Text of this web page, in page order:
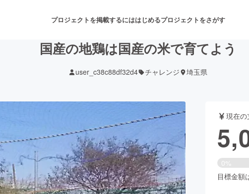
プロジェクトを掲載するにははじめるプロジェクトをさがす
舞台・パフォーマンス
ゲーム・サービス開発 フード・飲食店
書籍・雑誌出版 アニメ・漫画
国産の地鶏は国産の米で育てよう
user_c38c88df32d4 チャレンジ 埼玉県
現在
0%
目標金額